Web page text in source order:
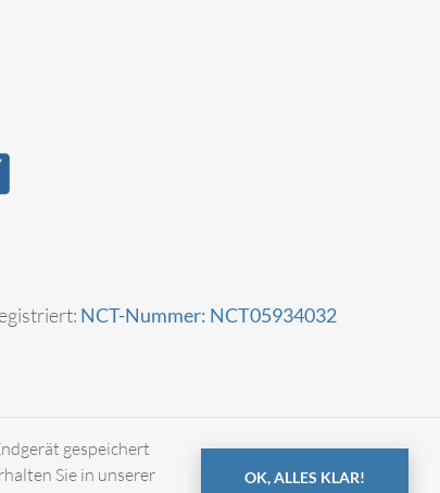
gespeichert
Sie in unserer
OK, ALLES KLAR!
NCT-Nummer: NCT05934032
Impressum Datenschutz